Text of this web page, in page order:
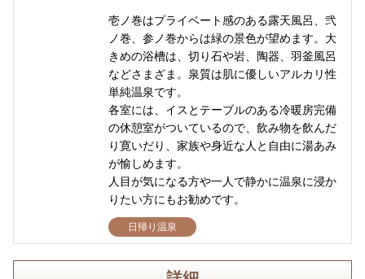
壱ノ巻はプライベート感のある露天風呂、弐
ノ巻、参ノ巻からは緑の景色が望めます。大
きめの浴槽は、切り石や岩、陶器、羽釜風呂
などさまざま。泉質は肌に優しいアルカリ性
単純温泉です。
各室には、イスとテーブルのある冷暖房完備
の休憩室がついているので、飲み物を飲んだ
り寛いだり、家族や身近な人と自由に湯あみ
が愉しめます。
人目が気になる方や一人で静かに温泉に浸か
りたい方にもお勧めです。
日帰り温泉